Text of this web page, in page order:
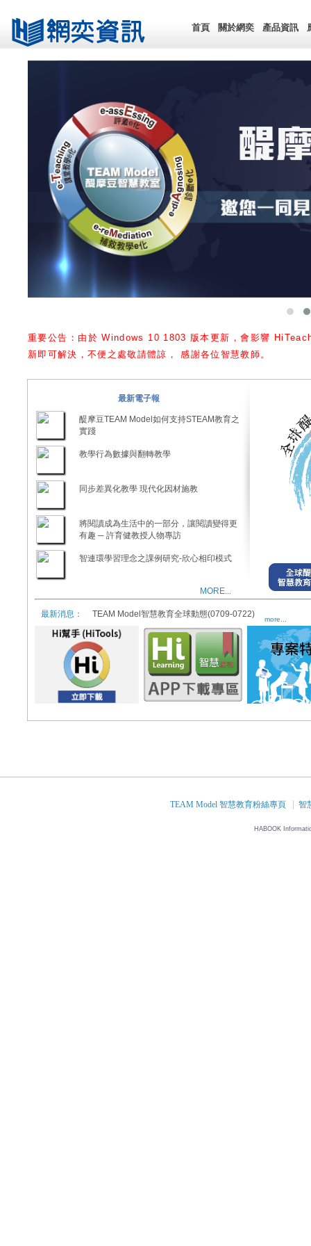
首頁 關於網奕 產品資訊
重要公告：由於 Windows 10 1803 版本更新，會影響
新即可解決，不便之處敬請體諒， 感謝各位智慧教師。
最新電子報
醍摩豆TEAM Model如何支持STEAM教育之
實踐
教學行為數據與翻轉教學
同步差異化教學 現代化因材施教
將閱讀成為生活中的一部分，讓閱讀變得更
有趣 ─ 許育健教授人物專訪
智連環學習理念之課例研究-欣心相印模式
MORE...
最新消息： TEAM Model智慧教育全球動態(0709-0722)
more...
TEAM Model 智慧教育粉絲專頁 智
HABOOK